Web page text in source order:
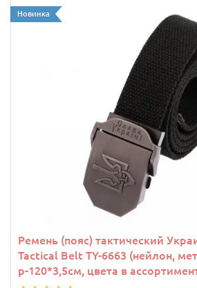
Новинка
Ремень (пояс) тактический
Tactical Belt TY-6663 (нейлон,
р-120*3,5см, цвета в